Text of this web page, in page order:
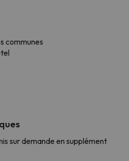
communes
sur demande en supplément